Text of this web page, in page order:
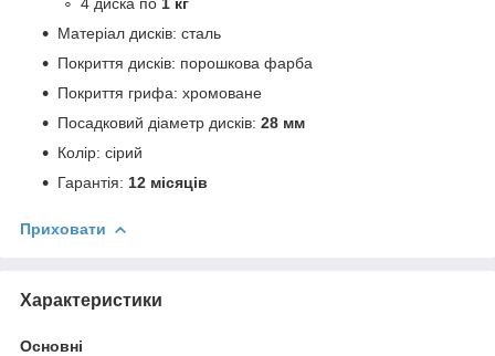
Матеріал дисків: сталь
Покриття дисків: порошкова фарба
Покриття грифа: хромоване
Посадковий діаметр дисків: 28 мм
Колір: сірий
Гарантія: 12 місяців
Приховати
Характеристики
Основні